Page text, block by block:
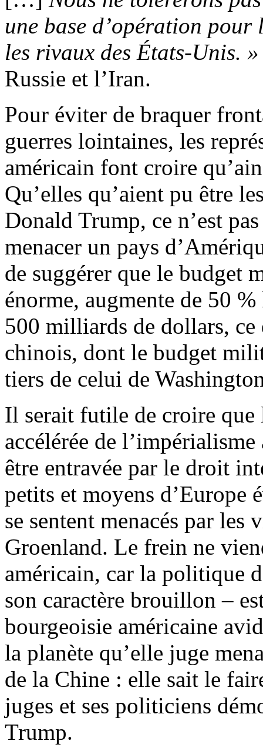
une base d’opération pour
les rivaux des États-Unis. »
Russie et l’Iran.
Pour éviter de braquer
guerres lointaines, les
américain font croire
Qu’elles qu’aient pu être
Donald Trump, ce n’est
menacer un pays
de suggérer que le budget
énorme, augmente de 50
500 milliards de dollars,
chinois, dont le budget
tiers de celui de
Il serait futile de croire que
accélérée de
être entravée par le droit
petits et moyens d’Europe
se sentent menacés par les
Groenland. Le frein ne
américain, car la politique
son caractère brouillon –
bourgeoisie américaine
la planète qu’elle juge
de la Chine : elle sait le
juges et ses politiciens
Trump.